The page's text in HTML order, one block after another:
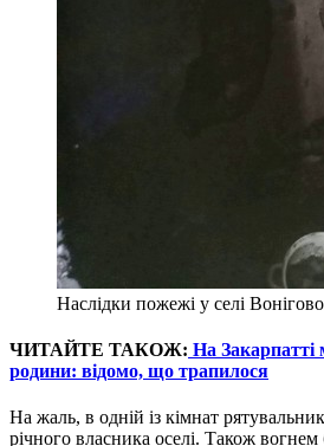
Наслідки пожежі у селі Вонігово
ЧИТАЙТЕ ТАКОЖ: На Закарпатті
родини: відомо, що трапилося
На жаль, в одній із кімнат
річного власника оселі. Також вогнем